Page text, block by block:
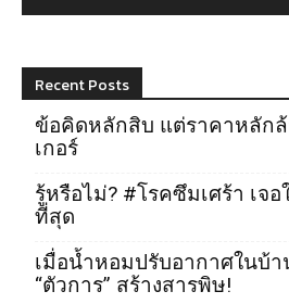
Recent Posts
ข้อคิดหลักสิบ แต่ราคาหลัก
เกอร์
รู้หรือไม่? #โรคซึมเศร้า เจ
ที่สุด
เมื่อน้ำหอมปรับอากาศในบ้า
“ตัวการ” สร้างสารพิษ!